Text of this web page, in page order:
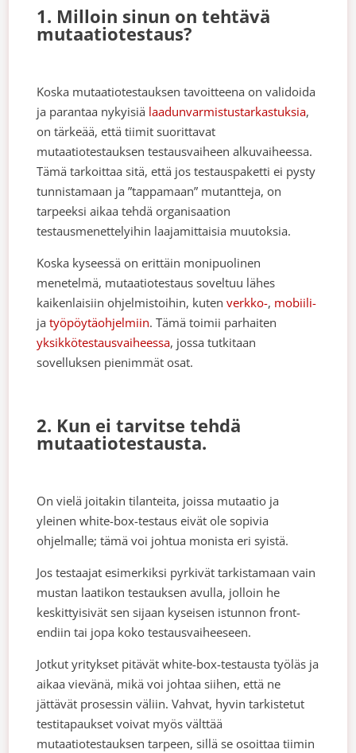
1. Milloin sinun on tehtävä
mutaatiotestaus?
Koska mutaatiotestauksen tavoitteena on validoida
ja parantaa nykyisiä laadunvarmistustarkastuksia,
on tärkeää, että tiimit suorittavat
mutaatiotestauksen testausvaiheen alkuvaiheessa.
Tämä tarkoittaa sitä, että jos testauspaketti ei pysty
tunnistamaan ja ”tappamaan” mutantteja, on
tarpeeksi aikaa tehdä organisaation
testausmenettelyihin laajamittaisia muutoksia.
Koska kyseessä on erittäin monipuolinen
menetelmä, mutaatiotestaus soveltuu lähes
kaikenlaisiin ohjelmistoihin, kutenverkko-, mobiili-
jatyöpöytäohjelmiin. Tämä toimii parhaiten
yksikkötestausvaiheessa, jossa tutkitaan
sovelluksen pienimmät osat.
2. Kun ei tarvitse tehdä
mutaatiotestausta.
On vielä joitakin tilanteita, joissa mutaatio ja
yleinen white-box-testaus eivät ole sopivia
ohjelmalle; tämä voi johtua monista eri syistä.
Jos testaajat esimerkiksi pyrkivät tarkistamaan vain
mustan laatikon testauksen avulla, jolloin he
keskittyisivät sen sijaan kyseisen istunnon front-
endiin tai jopa koko testausvaiheeseen.
Jotkut yritykset pitävät white-box-testausta työläs ja
aikaa vievänä, mikä voi johtaa siihen, että ne
jättävät prosessin väliin. Vahvat, hyvin tarkistetut
testitapaukset voivat myös välttää
mutaatiotestauksen tarpeen, sillä se osoittaa tiimin